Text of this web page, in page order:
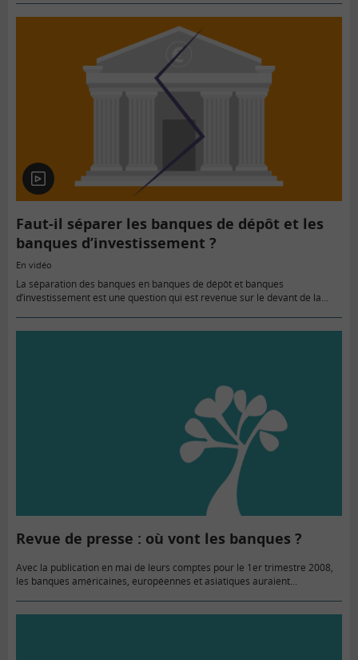
En
vidéo
Faut-il séparer les banques de dépôt et les
banques d’investissement ?
En vidéo
La séparation des banques en banques de dépôt et banques
d’investissement est une question qui est revenue sur le devant de la
Revue de presse : où vont les banques ?
Avec la publication en mai de leurs comptes pour le 1er trimestre 2008,
les banques américaines, européennes et asiatiques auraient